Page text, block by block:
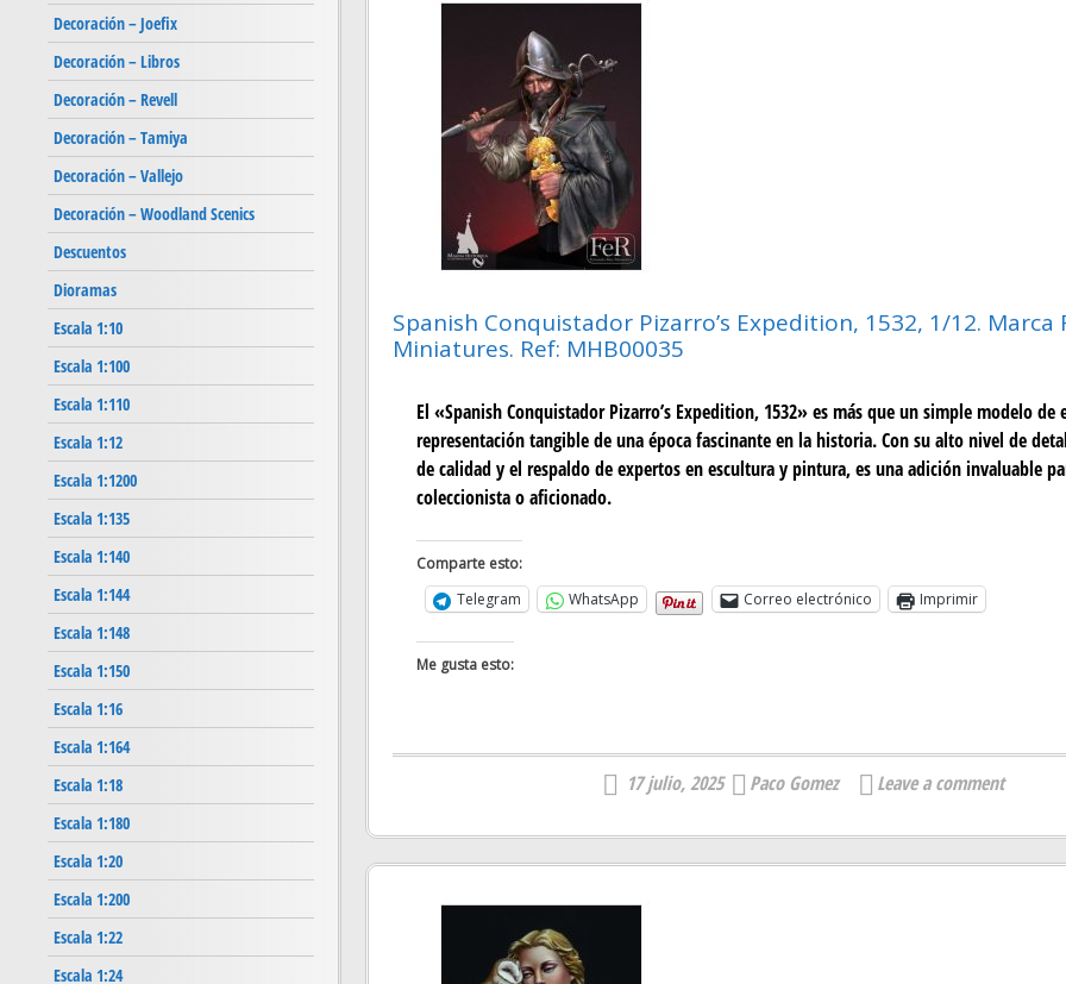
Spanish Conquistador Pizarro’s Expedition, 1532, 1/12. Marca
Miniatures. Ref: MHB00035
El «Spanish Conquistador Pizarro’s Expedition, 1532» es más que un simple modelo de
representación tangible de una época fascinante en la historia. Con su alto nivel de
de calidad y el respaldo de expertos en escultura y pintura, es una adición invaluable
coleccionista o aficionado.
Comparte esto:
Telegram
WhatsApp Correo electrónico Imprimir
Me gusta esto:
17 julio, 2025 Paco Gomez Leave a comment
Decoración – Joefix
Decoración – Libros
Decoración – Revell
Decoración – Tamiya
Decoración – Vallejo
Decoración – Woodland Scenics
Descuentos
Dioramas
Escala 1:10
Escala 1:100
Escala 1:110
Escala 1:12
Escala 1:1200
Escala 1:135
Escala 1:140
Escala 1:144
Escala 1:148
Escala 1:150
Escala 1:16
Escala 1:164
Escala 1:18
Escala 1:180
Escala 1:20
Escala 1:200
Escala 1:22
Escala 1:24